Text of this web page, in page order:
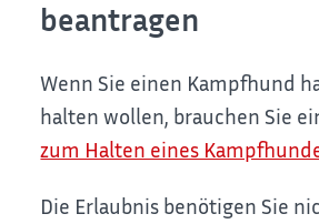
beantragen
Wenn Sie einen Kampfhund
halten wollen, brauchen Sie
zum Halten eines
Die Erlaubnis benötigen Sie